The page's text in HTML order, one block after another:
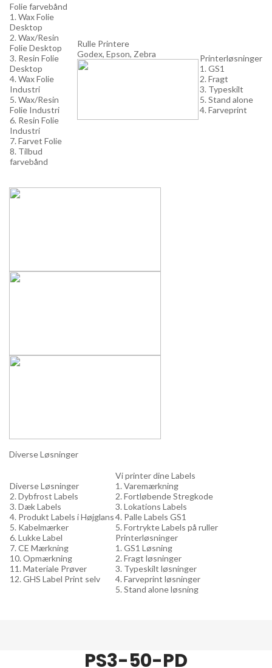
Folie farvebånd
1. Wax Folie
Desktop
2. Wax/Resin
Folie Desktop
3. Resin Folie
Desktop
4. Wax Folie
Industri
5. Wax/Resin
Folie Industri
6. Resin Folie
Industri
7. Farvet Folie
8. Tilbud
farvebånd
Rulle Printere
Godex, Epson, Zebra
Printerløsninger
1. GS1
2. Fragt
3. Typeskilt
5. Stand alone
4. Farveprint
Diverse Løsninger
Diverse Løsninger
2. Dybfrost Labels
3. Dæk Labels
4. Produkt Labels i Højglans
5. Kabelmærker
6. Lukke Label
7. CE Mærkning
10. Opmærkning
11. Materiale Prøver
12. GHS Label Print selv
Vi printer dine Labels
1. Varemærkning
2. Fortløbende Stregkode
3. Lokations Labels
4. Palle Labels GS1
5. Fortrykte Labels på ruller
Printerløsninger
1. GS1 Løsning
2. Fragt løsninger
3. Typeskilt løsninger
4. Farveprint løsninger
5. Stand alone løsning
PS3-50-PD